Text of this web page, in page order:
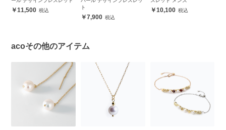
11,500
ト
7,900
10,100
acoその他のアイテム